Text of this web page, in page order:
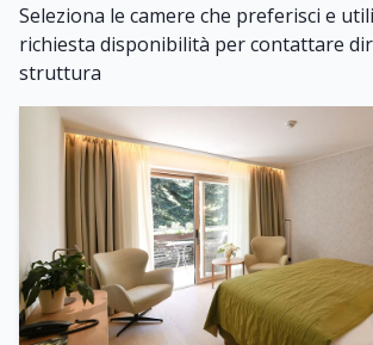
Seleziona le camere che preferisci e
richiesta disponibilità per contattare
struttura